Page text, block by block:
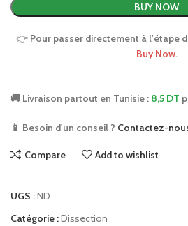
BUY NOW
👉 Pour passer directement à l'étape
Buy Now.
🚚 Livraison partout en Tunisie : 8,5 DT
📱 Besoin d'un conseil ? Contactez-
Compare Add to wishlist
UGS :ND
Catégorie :Dissection